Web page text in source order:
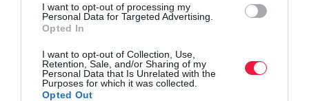
I want to opt-out of processing my
Personal Data for Targeted Advertising.
Opted In
I want to opt-out of Collection, Use,
Retention, Sale, and/or Sharing of my
Personal Data that Is Unrelated with the
Purposes for which it was collected.
Opted Out